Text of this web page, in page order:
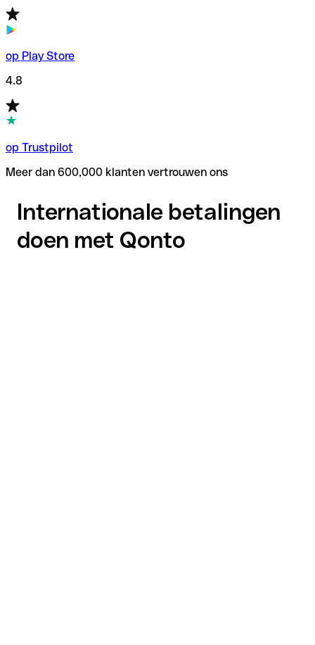
op Play Store
4.8
op Trustpilot
Meer dan 600,000 klanten vertrouwen ons
Internationale betalingen
doen met Qonto